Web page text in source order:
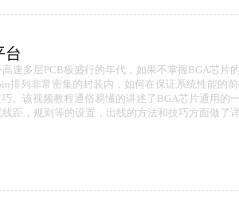
台
速多层PCB板盛行的年代，如果不掌握BGA芯片
排列非常密集的封装内，如何在保证系统性能的
。该视频教程通俗易懂的讲述了BGA芯片通用的
距，规则等的设置，出线的方法和技巧方面做了详